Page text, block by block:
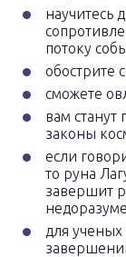
научитесь
потоку
обострите
сможете
вам
законы
если
то руна
завершит
для ученых